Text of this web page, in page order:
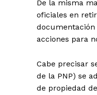
De la misma
oficiales en
documentación
acciones para
Cabe precisar
de la PNP) se
de propiedad